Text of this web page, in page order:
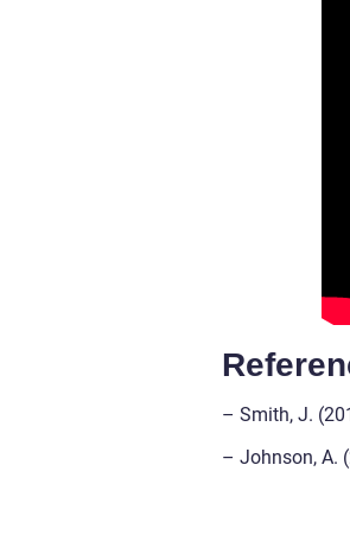
– Smith, J.
– Johnson, A.